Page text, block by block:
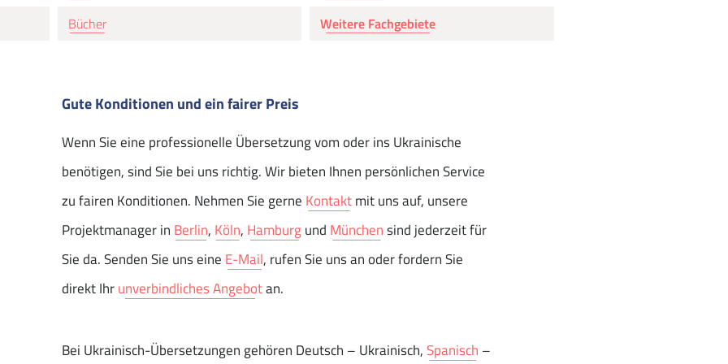
Bücher Weitere Fachgebiete
Gute Konditionen und ein fairer Preis
Wenn Sie eine professionelle Übersetzung vom oder ins Ukrainische
benötigen, sind Sie bei uns richtig. Wir bieten Ihnen persönlichen Service
zu fairen Konditionen. Nehmen Sie gerne Kontaktmit uns auf, unsere
Projektmanager in Berlin, Köln, Hamburgund Münchensind jederzeit für
Sie da. Senden Sie uns eine E-Mail, rufen Sie uns an oder fordern Sie
direkt Ihrunverbindliches Angebotan.
Bei Ukrainisch-Übersetzungen gehören Deutsch – Ukrainisch, Spanisch –